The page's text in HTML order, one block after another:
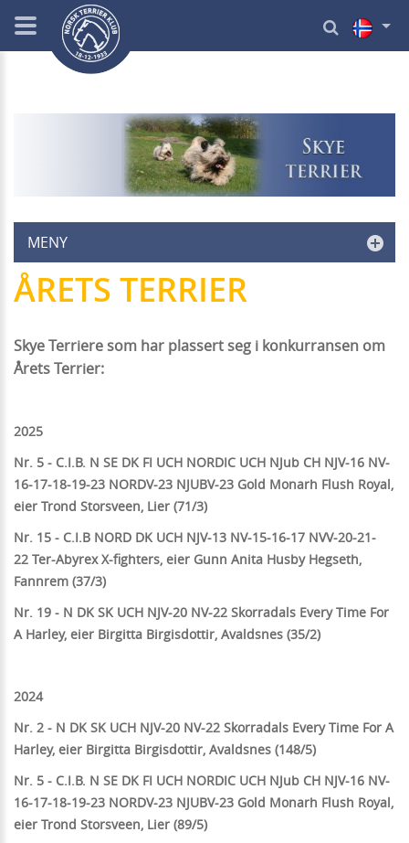
MENY
ÅRETS TERRIER
Skye Terriere som har plassert seg i konkurransen om
Årets Terrier:
2025
Nr. 5 - C.I.B. N SE DK FI UCH NORDIC UCH NJub CH NJV-16 NV-
16-17-18-19-23 NORDV-23 NJUBV-23 Gold Monarh Flush Royal,
eier Trond Storsveen, Lier (71/3)
Nr. 15 - C.I.B NORD DK UCH NJV-13 NV-15-16-17 NVV-20-21-
22 Ter-Abyrex X-fighters, eier Gunn Anita Husby Hegseth,
Fannrem (37/3)
Nr. 19 - N DK SK UCH NJV-20 NV-22 Skorradals Every Time For
A Harley, eier Birgitta Birgisdottir, Avaldsnes (35/2)
2024
Nr. 2 - N DK SK UCH NJV-20 NV-22 Skorradals Every Time For A
Harley, eier Birgitta Birgisdottir, Avaldsnes (148/5)
Nr. 5 - C.I.B. N SE DK FI UCH NORDIC UCH NJub CH NJV-16 NV-
16-17-18-19-23 NORDV-23 NJUBV-23 Gold Monarh Flush Royal,
eier Trond Storsveen, Lier (89/5)